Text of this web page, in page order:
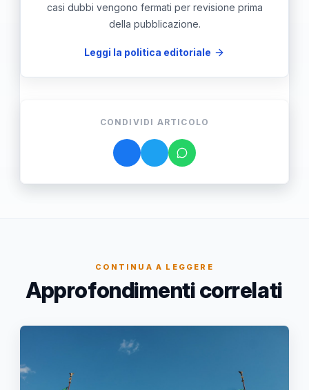
casi dubbi vengono fermati per revisione prima
della pubblicazione.
Leggi la politica editoriale
CONDIVIDI ARTICOLO
CONTINUA A LEGGERE
Approfondimenti correlati